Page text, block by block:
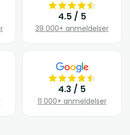
4.5 / 5
39 000+ anmeldelser
4.3 / 5
11 000+ anmeldelser